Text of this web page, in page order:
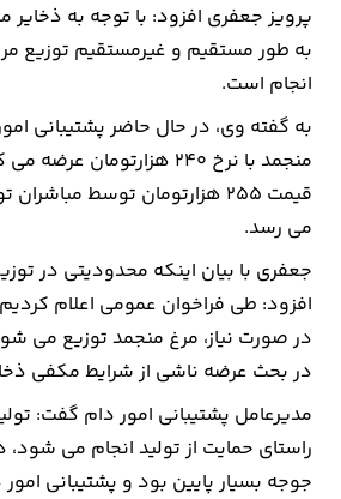
مسکن
اقتصاد
ایران
ارتباطات
خودرو
عمومی
نوتیف
پرویز جعفری افزود: با توجه به
به طور مستقیم و غیرمستقیم توزیع
انجام است.
به گفته وی، در حال حاضر پشتیبانی
منجمد با نرخ ۲۴۰ هزارتومان
قیمت ۲۵۵ هزارتومان توسط
می رسد.
جعفری با بیان اینکه محدودیتی در
افزود: طی فراخوان عمومی اعلام
در صورت نیاز، مرغ منجمد توزیع می
در بحث عرضه ناشی از شرایط مکفی
مدیرعامل پشتیبانی امور دام گفت:
راستای حمایت از تولید انجام می
جوجه بسیار پایین بود و پشتیبانی امور